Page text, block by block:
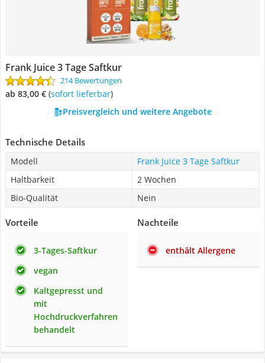
Frank Juice 3 Tage Saftkur
214 Bewertungen
ab 83,00 € ( Sofort lieferbar)
Preisvergleich und weitere Angebote
Technische Details
Modell
Frank Juice 3 Tage Saftkur
Haltbarkeit
2 Wochen
Bio-Qualität
Nein
Vorteile
3-Tages-Saftkur
vegan
Kaltgepresst und
mit
Hochdruckverfahren
behandelt
Nachteile
enthält Allergene